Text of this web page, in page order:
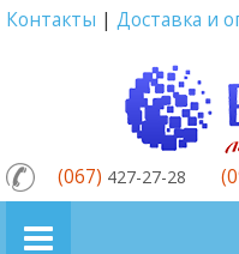
Контакты | Доставка и
(067) 427-27-28